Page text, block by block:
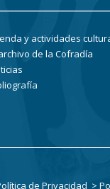
y actividades
de la Cofradía
de Privacidad >